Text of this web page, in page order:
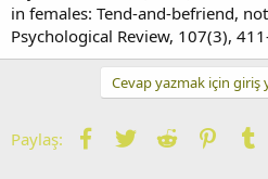
in females: Tend-and-befriend,
Psychological Review, 107(3),
Cevap yazmak için giriş
Paylaş: Facebook
TwitterReddit